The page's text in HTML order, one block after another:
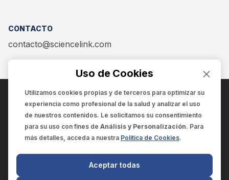
CONTACTO
contacto@sciencelink.com
ENCUÉNTRANOS EN:
SCIENCELINK
Uso de Cookies
Utilizamos cookies propias y de terceros para optimizar su
experiencia como profesional de la salud y analizar el uso
de nuestros contenidos. Le solicitamos su consentimiento
para su uso con fines de Análisis y Personalización. Para
más detalles, acceda a nuestra Política de Cookies.
Aceptar todas